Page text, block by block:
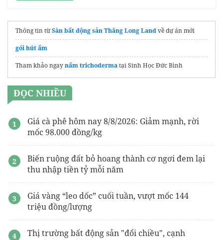
Thông tin từSàn bất động sản Thăng Long Landvề dự án mới
gói hút ẩm
Tham khảo ngaynấm trichodermatại Sinh Học Đức Bình
ĐỌC NHIỀU
Giá cà phê hôm nay 8/8/2026: Giảm mạnh, rời
mốc 98.000 đồng/kg
Biến ruộng đất bỏ hoang thành cơ ngơi đem lại
thu nhập tiền tỷ mỗi năm
Giá vàng “leo dốc” cuối tuần, vượt mốc 144
triệu đồng/lượng
Thị trường bất động sản "đổi chiều", cạnh